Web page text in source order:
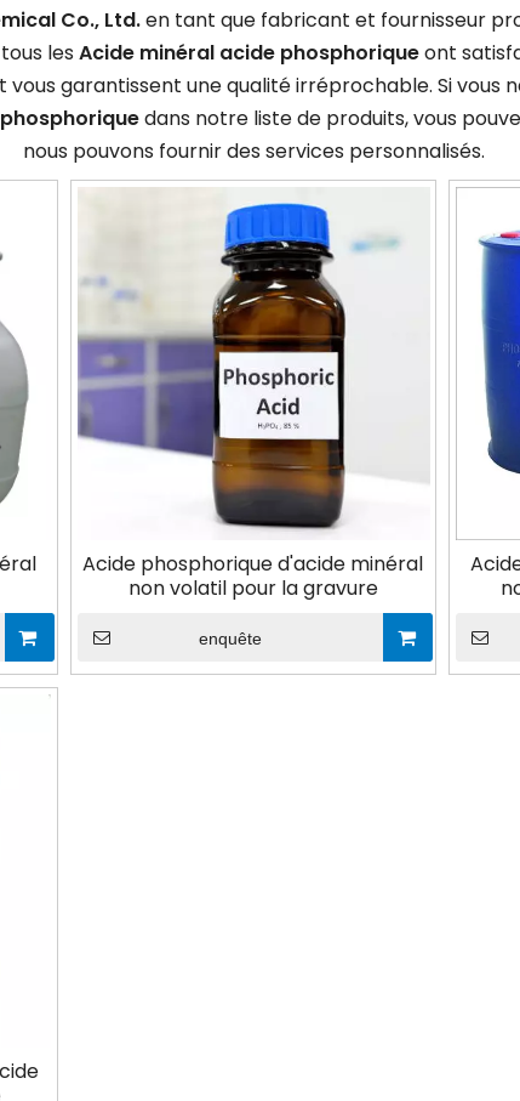
Co., Ltd.en tant que fabricant et fournisseur
les Acide minéral acide phosphoriqueont
garantissent une qualité irréprochable. Si vous
dans notre liste de produits, vous
nous pouvons fournir des services personnalisés.
Acide phosphorique d'acide minéral
non volatil pour la gravure
enquête